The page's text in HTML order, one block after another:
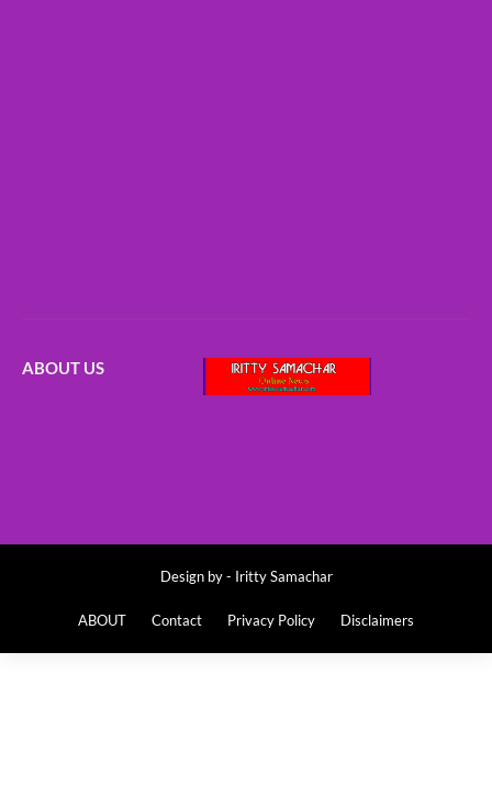
ABOUT US
Design by - Iritty Samachar
ABOUT Contact Privacy Policy Disclaimers